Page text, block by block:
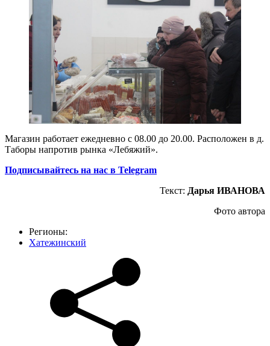
Магазин работает ежедневно с 08.00 до 20.00. Расположен в д.
Таборы напротив рынка «Лебяжий».
Подписывайтесь на нас в Telegram
Текст: Дарья ИВАНОВА
Фото автора
Регионы:
Хатежинский